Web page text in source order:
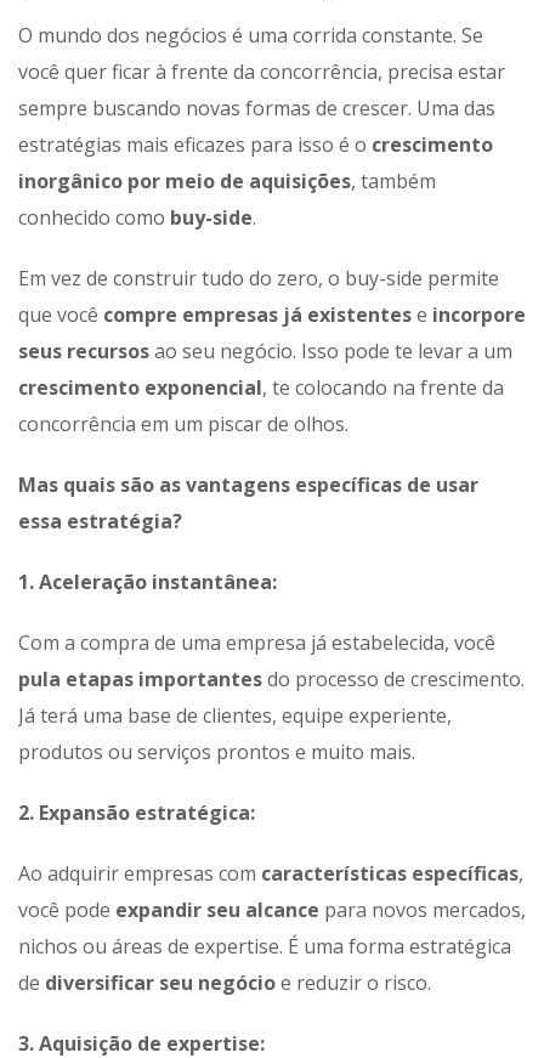
O mundo dos negócios é uma corrida constante. Se
você quer ficar à frente da concorrência, precisa estar
sempre buscando novas formas de crescer. Uma das
estratégias mais eficazes para isso é o crescimento
inorgânico por meio de aquisições, também
conhecido como buy-side.
Em vez de construir tudo do zero, o buy-side permite
que você compre empresas já existentese incorpore
seus recursosao seu negócio. Isso pode te levar a um
crescimento exponencial, te colocando na frente da
concorrência em um piscar de olhos.
Mas quais são as vantagens específicas de usar
essa estratégia?
1. Aceleração instantânea:
Com a compra de uma empresa já estabelecida, você
pula etapas importantesdo processo de crescimento.
Já terá uma base de clientes, equipe experiente,
produtos ou serviços prontos e muito mais.
2. Expansão estratégica:
Ao adquirir empresas com características específicas,
você pode expandir seu alcance para novos mercados,
nichos ou áreas de expertise. É uma forma estratégica
de diversificar seu negócioe reduzir o risco.
3. Aquisição de expertise: